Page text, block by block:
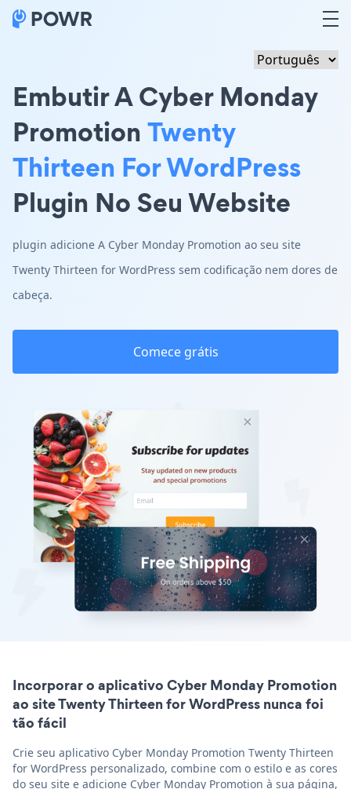
Embutir A Cyber Monday
PromotionTwenty
Thirteen For WordPress
Plugin No Seu Website
plugin adicione A Cyber Monday Promotion ao seu site
Twenty Thirteen for WordPress sem codificação nem dores de
cabeça.
Comece grátis
Incorporar o aplicativo Cyber Monday Promotion
ao site Twenty Thirteen for WordPress nunca foi
tão fácil
Crie seu aplicativo Cyber Monday Promotion Twenty Thirteen
for WordPress personalizado, combine com o estilo e as cores
do seu site e adicione Cyber Monday Promotion à sua página,